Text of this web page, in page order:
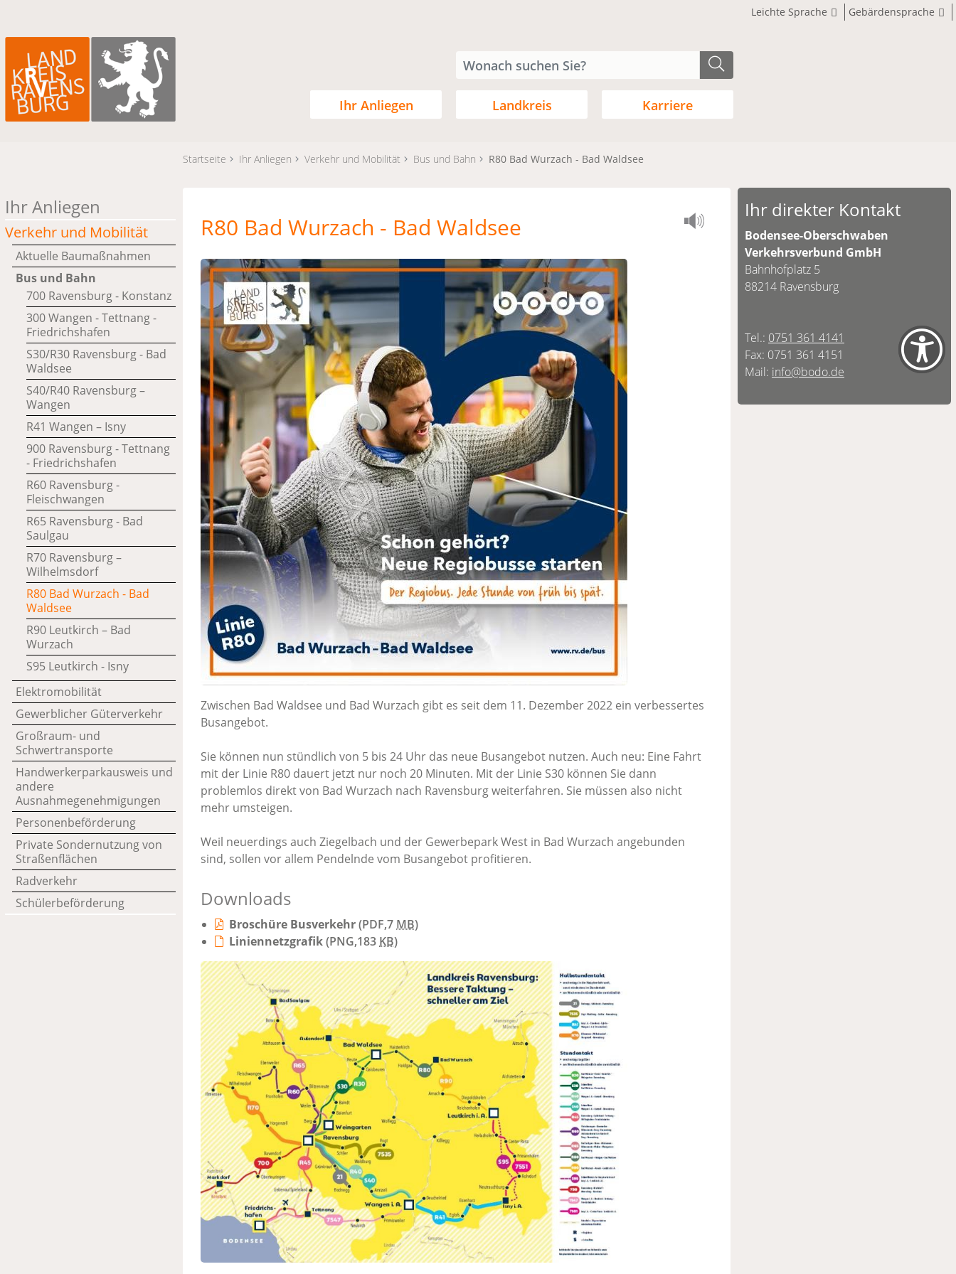
Leichte Sprache Gebärdensprache
Ihr Anliegen Landkreis Karriere
Startseite Ihr Anliegen Verkehr und Mobilität Bus und Bahn R80 Bad Wurzach - Bad Waldsee
Ihr Anliegen
Verkehr und Mobilität
Aktuelle Baumaßnahmen
Bus und Bahn
700 Ravensburg - Konstanz
300 Wangen - Tettnang -
Friedrichshafen
S30/R30 Ravensburg - Bad
Waldsee
S40/R40 Ravensburg –
Wangen
R41 Wangen – Isny
900 Ravensburg - Tettnang
- Friedrichshafen
R60 Ravensburg -
Fleischwangen
R65 Ravensburg - Bad
Saulgau
R70 Ravensburg –
Wilhelmsdorf
R80 Bad Wurzach - Bad
Waldsee
R90 Leutkirch – Bad
Wurzach
S95 Leutkirch - Isny
Elektromobilität
Gewerblicher Güterverkehr
Großraum- und
Schwertransporte
Handwerkerparkausweis und
andere
Ausnahmegenehmigungen
Personenbeförderung
Private Sondernutzung von
Straßenflächen
Radverkehr
Schülerbeförderung
R80 Bad Wurzach - Bad Waldsee
Zwischen Bad Waldsee und Bad Wurzach gibt es seit dem 11. Dezember 2022 ein verbessertes
Busangebot.
Sie können nun stündlich von 5 bis 24 Uhr das neue Busangebot nutzen. Auch neu: Eine Fahrt
mit der Linie R80 dauert jetzt nur noch 20 Minuten. Mit der Linie S30 können Sie dann
problemlos direkt von Bad Wurzach nach Ravensburg weiterfahren. Sie müssen also nicht
mehr umsteigen.
Weil neuerdings auch Ziegelbach und der Gewerbepark West in Bad Wurzach angebunden
sind, sollen vor allem Pendelnde vom Busangebot profitieren.
Downloads
Broschüre Busverkehr(PDF,7 MB)
Liniennetzgrafik(PNG,183 KB)
Ihr direkter Kontakt
Bodensee-Oberschwaben
Verkehrsverbund GmbH
Bahnhofplatz 5
88214 Ravensburg
Tel.: 0751 361 4141
Fax: 0751 361 4151
Mail: info@bodo.de